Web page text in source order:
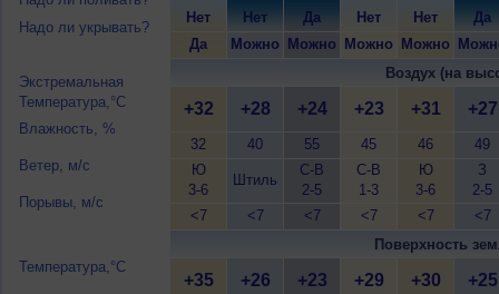
Надо ли укрывать?
Экстремальная
Температура,°C
Влажность, %
Ветер, м/с
Порывы, м/с
Температура,°C
Нет
Да
Нет
Можно
Да
Можно
Нет
Можно
Нет
Можно
Да
Воздух (на
+32
32
Ю
3-6
<7
+28
40
Штиль
<7
+24
55
С-В
2-5
<7
+23
45
С-В
1-3
<7
+31
46
Ю
3-6
<7
+27
49
З
2-5
<7
Поверхность
+35 +26 +23 +29 +30 +25